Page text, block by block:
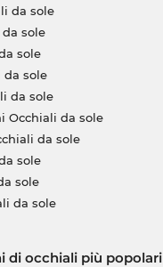
da sole
sole
sole
da sole
da sole
Occhiali da sole
da sole
sole
sole
da sole
di occhiali più popolari